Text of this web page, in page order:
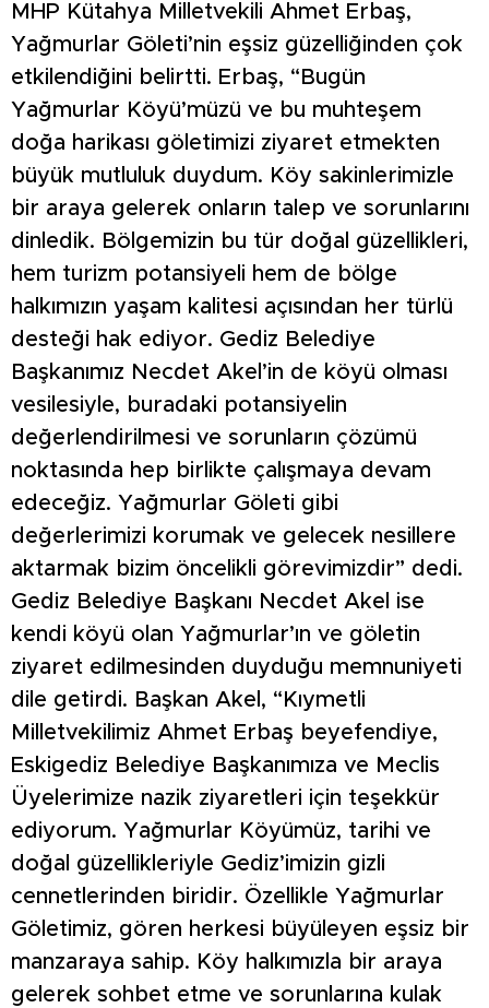
MHP Kütahya Milletvekili Ahmet Erbaş,
Yağmurlar Göleti’nin eşsiz güzelliğinden çok
etkilendiğini belirtti. Erbaş, “Bugün
Yağmurlar Köyü’müzü ve bu muhteşem
doğa harikası göletimizi ziyaret etmekten
büyük mutluluk duydum. Köy sakinlerimizle
bir araya gelerek onların talep ve sorunlarını
dinledik. Bölgemizin bu tür doğal güzellikleri,
hem turizm potansiyeli hem de bölge
halkımızın yaşam kalitesi açısından her türlü
desteği hak ediyor. Gediz Belediye
Başkanımız Necdet Akel’in de köyü olması
vesilesiyle, buradaki potansiyelin
değerlendirilmesi ve sorunların çözümü
noktasında hep birlikte çalışmaya devam
edeceğiz. Yağmurlar Göleti gibi
değerlerimizi korumak ve gelecek nesillere
aktarmak bizim öncelikli görevimizdir” dedi.
Gediz Belediye Başkanı Necdet Akel ise
kendi köyü olan Yağmurlar’ın ve göletin
ziyaret edilmesinden duyduğu memnuniyeti
dile getirdi. Başkan Akel, “Kıymetli
Milletvekilimiz Ahmet Erbaş beyefendiye,
Eskigediz Belediye Başkanımıza ve Meclis
Üyelerimize nazik ziyaretleri için teşekkür
ediyorum. Yağmurlar Köyümüz, tarihi ve
doğal güzellikleriyle Gediz’imizin gizli
cennetlerinden biridir. Özellikle Yağmurlar
Göletimiz, gören herkesi büyüleyen eşsiz bir
manzaraya sahip. Köy halkımızla bir araya
gelerek sohbet etme ve sorunlarına kulak